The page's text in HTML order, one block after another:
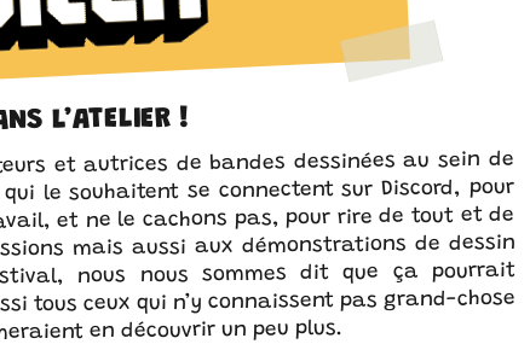
L’ATELIER !
et autrices de bandes dessinées au sein de
le souhaitent se connectent sur Discord, pour
et ne le cachons pas, pour rire de tout et de
mais aussi aux démonstrations de dessin
nous nous sommes dit que ça pourrait
tous ceux qui n’y connaissent pas grand-chose
en découvrir un peu plus.